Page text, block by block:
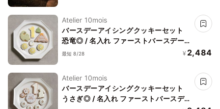
Atelier 10mois
バースデーアイシングクッキーセット
恐竜◎ / 名入れ ファーストバースデー
誕生日 1歳
最短 8/28 ¥ 2,484
Atelier 10mois
バースデーアイシングクッキーセット
うさぎ◎ / 名入れ ファーストバースデー